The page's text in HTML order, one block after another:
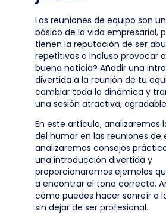
Las reuniones de equipo son
básico de la vida empresarial,
tienen la reputación de ser
repetitivas o incluso provocar
buena noticia? Añadir una
divertida a la reunión de tu
cambiar toda la dinámica y
una sesión atractiva,
En este artículo, analizaremos
del humor en las reuniones de
analizaremos consejos
una introducción divertida y
proporcionaremos ejemplos
a encontrar el tono correcto.
cómo puedes hacer sonreír a
sin dejar de ser profesional.